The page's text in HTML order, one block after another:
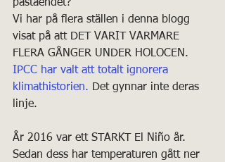
påståendet?
Vi har på flera ställen i denna blogg
visat på att DET VARIT VARMARE
FLERA GÅNGER UNDER HOLOCEN.
IPCC har valt att totalt ignorera
klimathistorien. Det gynnar inte deras
linje.
År 2016 var ett STARKT El Niño år.
Sedan dess har temperaturen gått ner